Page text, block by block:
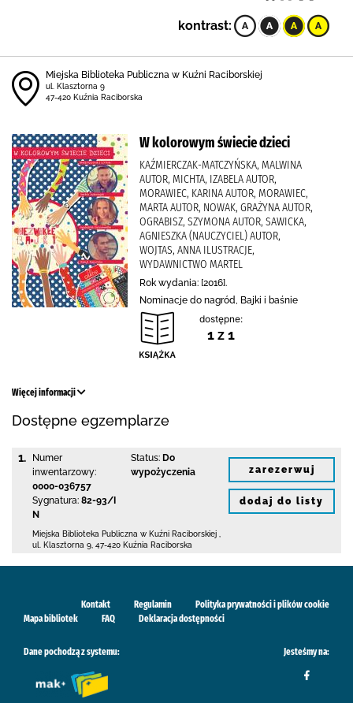
kontrast:
Miejska Biblioteka Publiczna w Kuźni Raciborskiej
ul. Klasztorna 9
47-420 Kuźnia Raciborska
W kolorowym świecie dzieci
KAŹMIERCZAK-MATCZYŃSKA, MALWINA
AUTOR, MICHTA, IZABELA AUTOR,
MORAWIEC, KARINA AUTOR, MORAWIEC,
MARTA AUTOR, NOWAK, GRAŻYNA AUTOR,
OGRABISZ, SZYMONA AUTOR, SAWICKA,
AGNIESZKA (NAUCZYCIEL) AUTOR,
WOJTAS, ANNA ILUSTRACJE,
WYDAWNICTWO MARTEL
Rok wydania: [2016].
Nominacje do nagród, Bajki i baśnie
dostępne:
1 z 1
Więcej informacji
Dostępne egzemplarze
1.
Numer
inwentarzowy:
0000-036757
Sygnatura: 82-93/I
N
Status: Do
wypożyczenia
Miejska Biblioteka Publiczna w Kuźni Raciborskiej
ul. Klasztorna 9 47-420 Kuźnia Raciborska
zarezerwuj
dodaj do listy
Kontakt Regulamin
Polityka prywatności i plików cookie
Mapa bibliotek
FAQ Deklaracja dostępności
Dane pochodzą z systemu: Jesteśmy na: